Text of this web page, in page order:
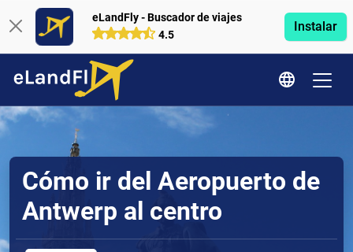
eLandFly - Buscador de viajes
4.5
Instalar
Cómo ir del Aeropuerto de
Antwerp al centro